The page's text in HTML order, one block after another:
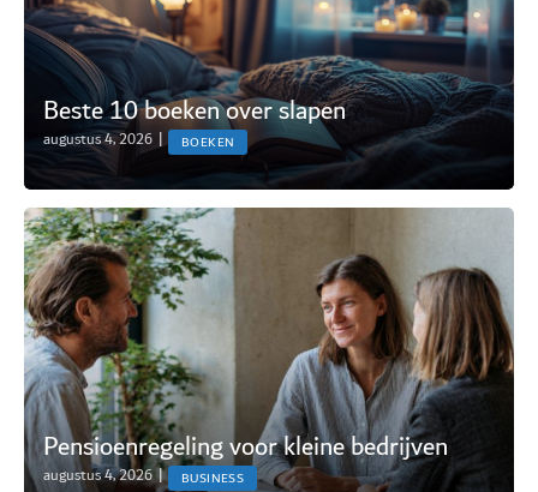
Beste 10 boeken over slapen
augustus 4, 2026 | BOEKEN
Pensioenregeling voor kleine bedrijven
augustus 4, 2026 | BUSINESS